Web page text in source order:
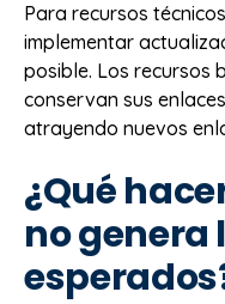
Para recursos
implementar
posible. Los recursos
conservan sus
atrayendo nuevos
¿Qué
no genera